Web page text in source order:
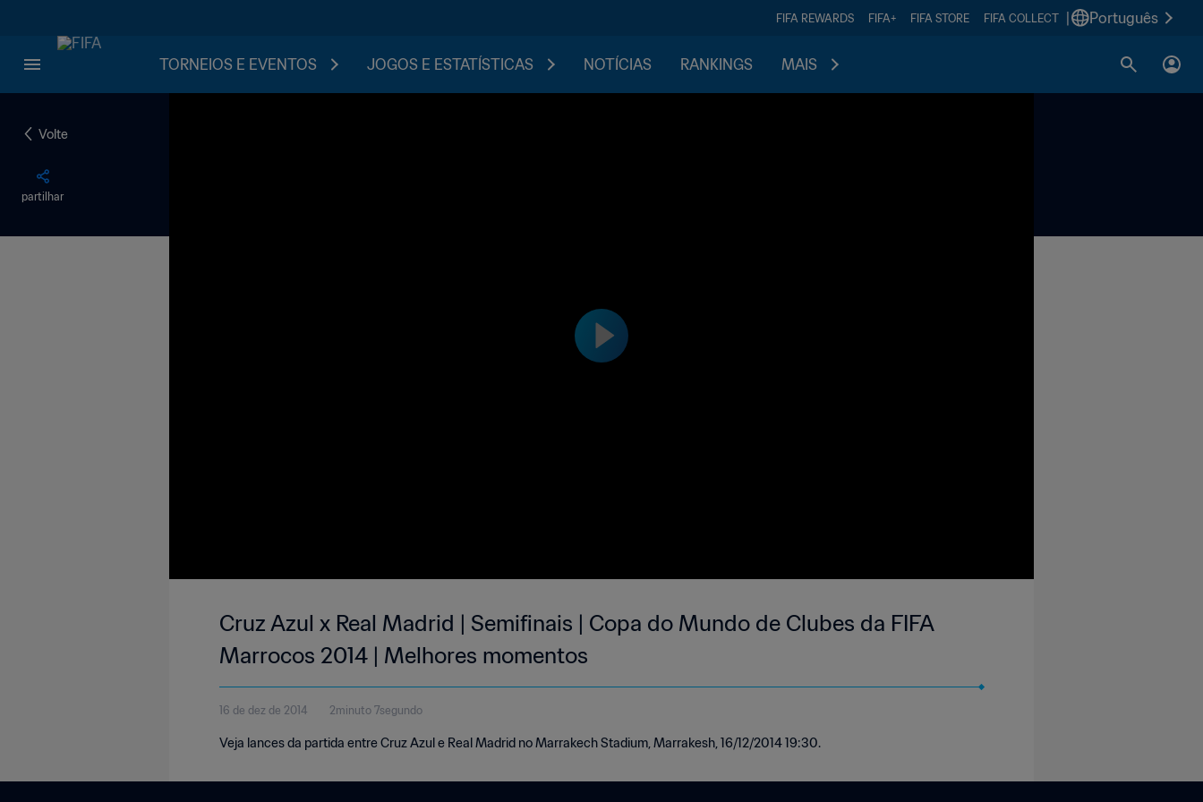
FIFA REWARDS FIFA+ FIFA STORE FIFA COLLECT Português
TORNEIOS E EVENTOS JOGOS E ESTATÍSTICAS NOTÍCIAS RANKINGS MAIS
Volte
partilhar
Cruz Azul x Real Madrid | Semifinais | Copa do Mundo de Clubes da FIFA
Marrocos 2014 | Melhores momentos
16 de dez de 2014 2minuto 7segundo
Veja lances da partida entre Cruz Azul e Real Madrid no Marrakech Stadium, Marrakesh, 16/12/2014 19:30.